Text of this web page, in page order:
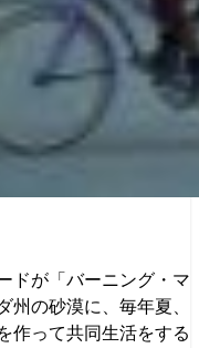
ドが「バーニング・マ
州の砂漠に、毎年夏、
作って共同生活をする